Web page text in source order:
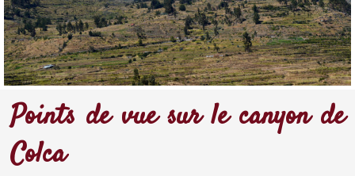
Points de vue sur le canyon de
Colca